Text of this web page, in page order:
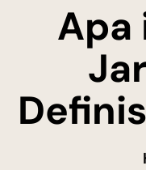
Apa